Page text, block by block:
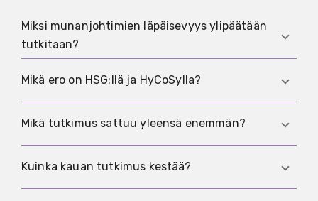
Miksi munanjohtimien läpäisevyys ylipäätään
tutkitaan?
Koska avoin munanjohdin on välttämätön, jotta
tubatekijä mukana vai pitäisikö etsiä muita syitä.
Mikä ero on HSG:llä ja HyCoSylla?
HSG on varjoaineella tehtävä röntgentutkimus.
Mikä tutkimus sattuu yleensä enemmän?
Käytännössä HSG koetaan usein
Kuinka kauan tutkimus kestää?